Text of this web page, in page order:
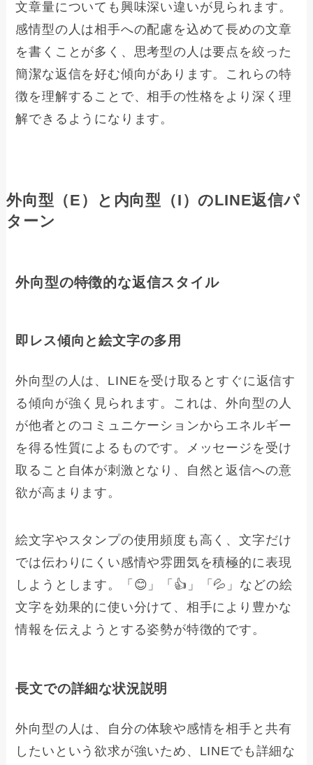
文章量についても興味深い違いが見られます。
感情型の人は相手への配慮を込めて長めの文章
を書くことが多く、思考型の人は要点を絞った
簡潔な返信を好む傾向があります。これらの特
徴を理解することで、相手の性格をより深く理
解できるようになります。
外向型（E）と内向型（I）のLINE返信パ
ターン
外向型の特徴的な返信スタイル
即レス傾向と絵文字の多用
外向型の人は、LINEを受け取るとすぐに返信す
る傾向が強く見られます。これは、外向型の人
が他者とのコミュニケーションからエネルギー
を得る性質によるものです。メッセージを受け
取ること自体が刺激となり、自然と返信への意
欲が高まります。
絵文字やスタンプの使用頻度も高く、文字だけ
では伝わりにくい感情や雰囲気を積極的に表現
しようとします。「😊」「👍」「💦」などの絵
文字を効果的に使い分けて、相手により豊かな
情報を伝えようとする姿勢が特徴的です。
長文での詳細な状況説明
外向型の人は、自分の体験や感情を相手と共有
したいという欲求が強いため、LINEでも詳細な